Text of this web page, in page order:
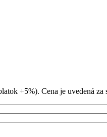
+5%). Cena je uvedená za